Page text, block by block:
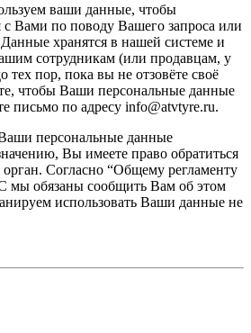
ваши данные, чтобы
с Вами по поводу Вашего запроса или
Данные хранятся в нашей системе и
сотрудникам (или продавцам, у
тех пор, пока вы не отзовёте своё
чтобы Ваши персональные данные
письмо по адресу info@atvtyre.ru.
персональные данные
Вы имеете право обратиться
Согласно “Общему регламенту
мы обязаны сообщить Вам об этом
использовать Ваши данные не